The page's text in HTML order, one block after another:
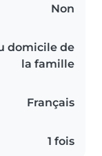
Non
domicile de
la famille
Français
1 fois